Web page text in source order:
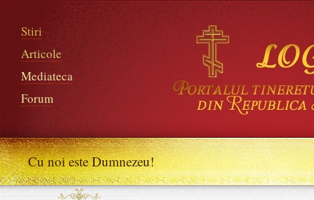
Stiri
Articole
Mediateca
Forum
Cu noi este Dumnezeu!